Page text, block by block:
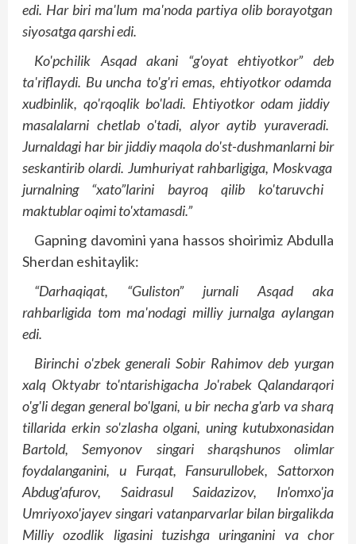
edi. Harbiri ma'lum ma'nodapartiyaolibborayotgan
siyosatgaqarshiedi.
Ko'pchilik Asqadakani “g'oyatehtiyotkor” deb
ta'riflaydi. Buuncha to'g'riemas, ehtiyotkorodamda
xudbinlik, qo'rqoqlikbo'ladi. Ehtiyotkorodamjiddiy
masalalarni chetlabo'tadi, alyoraytib yuraveradi.
Jurnaldagi harbirjiddiymaqolado'st-dushmanlarni bir
seskantirib olardi. Jumhuriyatrahbarligiga, Moskvaga
jurnalning“xato”larini bayroqqilib ko'taruvchi
maktublaroqimito'xtamasdi.”
Gapning davomini yana hassos shoirimiz Abdulla
Sherdan eshitaylik:
“Darhaqiqat, “Guliston” jurnali Asqad aka
rahbarligida tom ma'nodagi milliy jurnalga aylangan
edi.
Birinchi o'zbek generali Sobir Rahimov deb yurgan
xalq Oktyabr to'ntarishigacha Jo'rabek Qalandarqori
o'g'li degan general bo'lgani, u bir necha g'arb va sharq
tillarida erkin so'zlasha olgani, uning kutubxonasidan
Bartold, Semyonov singari sharqshunos olimlar
foydalanganini, u Furqat, Fansurullobek, Sattorxon
Abdug'afurov, Saidrasul Saidazizov, In'omxo'ja
Umriyoxo'jayev singari vatanparvarlar bilan birgalikda
Milliy ozodlik ligasini tuzishga uringanini va chor